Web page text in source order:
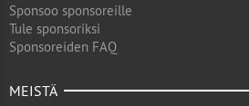
Sponsoo sponsoreille
Tule sponsoriksi
Sponsoreiden FAQ
MEISTÄ